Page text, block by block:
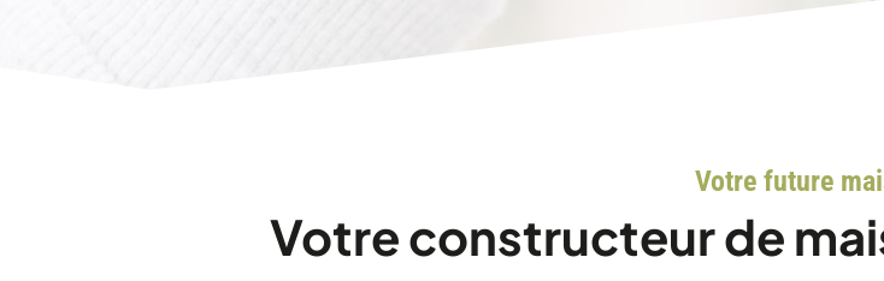
Votre future
Votre constructeur de